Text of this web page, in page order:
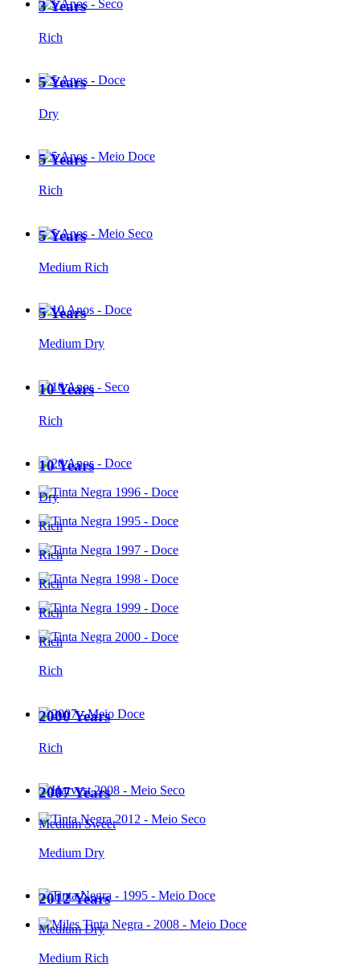
3 Years
Rich
5 Years
Dry
5 Years
Rich
5 Years
Medium Rich
5 Years
Medium Dry
10 Years
Rich
10 Years
Dry
Rich
Rich
Rich
Rich
Rich
Rich
2000 Years
Rich
2007 Years
Medium Sweet
Medium Dry
2012 Years
Medium Dry
Medium Rich